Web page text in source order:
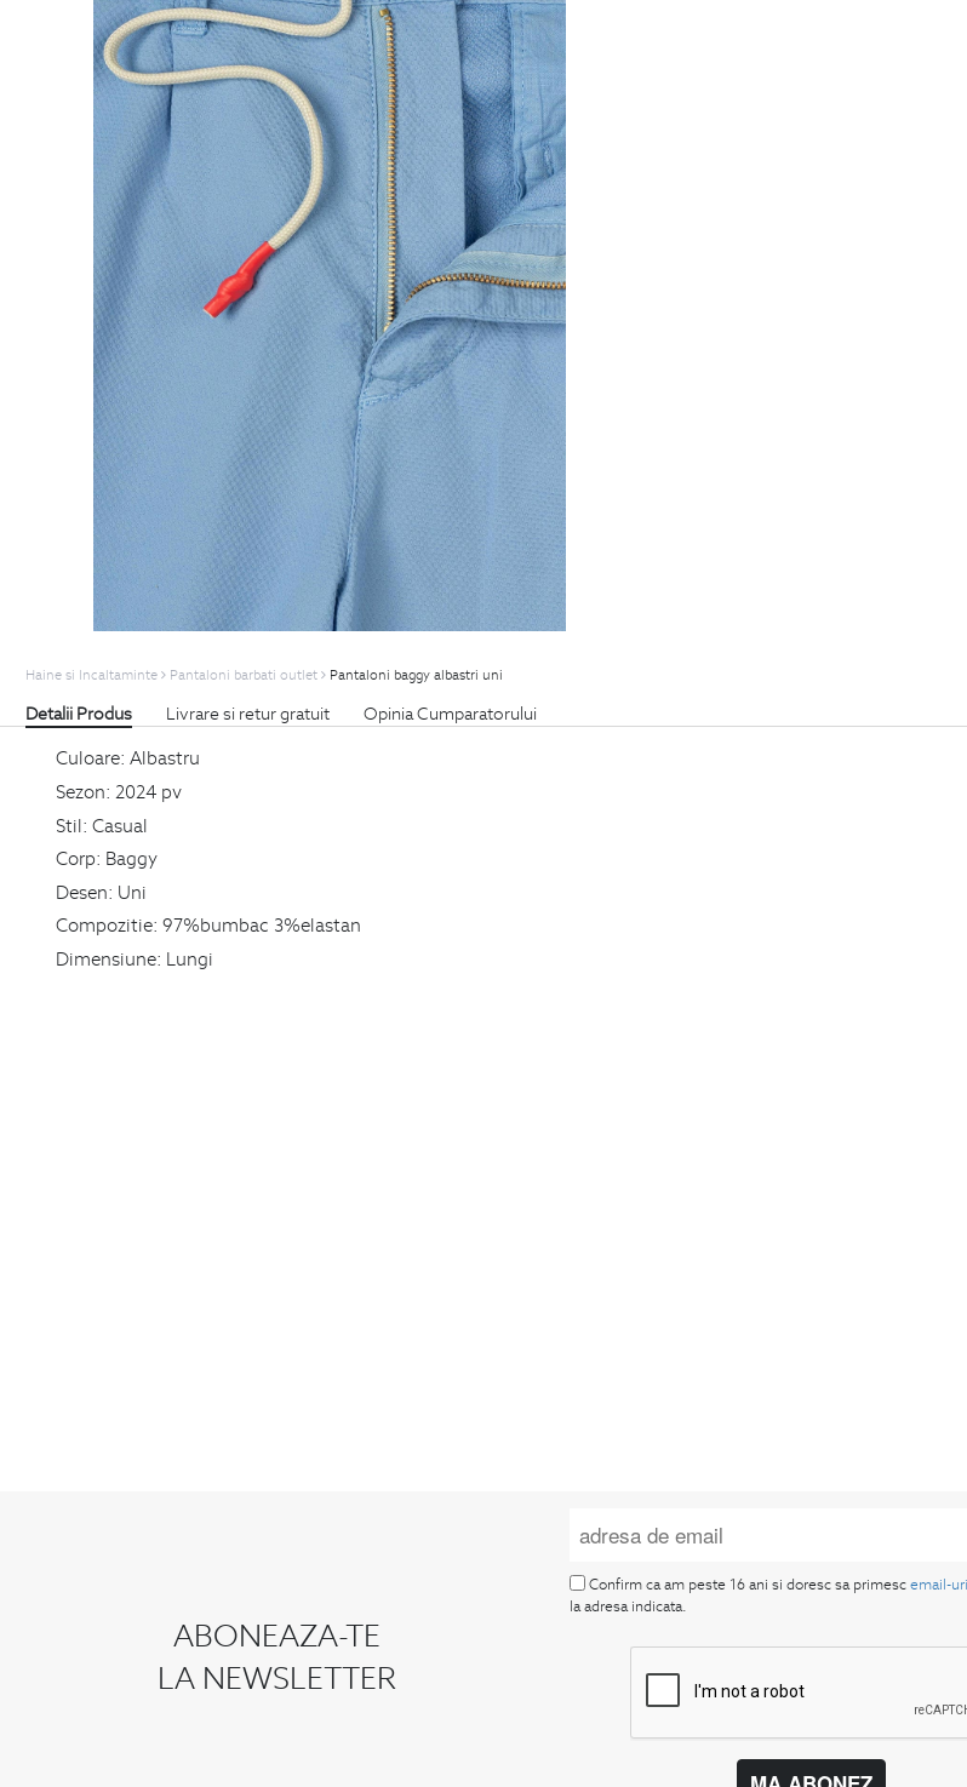
Haine si Incaltaminte Pantaloni barbati outlet Pantaloni baggy albastri uni
Detalii Produs Livrare si retur gratuit Opinia Cumparatorului
Culoare: Albastru
Sezon: 2024 pv
Stil: Casual
Corp: Baggy
Desen: Uni
Compozitie: 97%bumbac 3%elastan
Dimensiune: Lungi
ABONEAZA-TE
LA NEWSLETTER
Confirm ca am peste 16 ani si doresc sa primescemail-
la adresa indicata.